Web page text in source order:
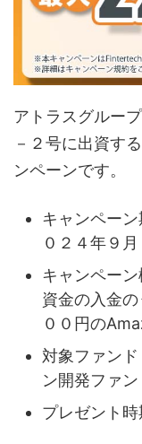
アトラスグルー
－２号に出資す
ンペーンです。
キャンペー
０２４年９
キャンペー
資金の入金
００円の
対象ファン
ン開発ファ
プレゼント